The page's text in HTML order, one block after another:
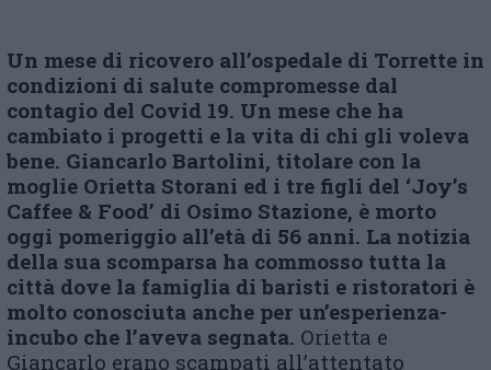
Un mese di ricovero all’ospedale di Torrette in
condizioni di salute compromesse dal
contagio del Covid 19. Un mese che ha
cambiato i progetti e la vita di chi gli voleva
bene. Giancarlo Bartolini, titolare con la
moglie Orietta Storani ed i tre figli del ‘Joy’s
Caffee & Food’ di Osimo Stazione, è morto
oggi pomeriggio all’età di 56 anni. La notizia
della sua scomparsa ha commosso tutta la
città dove la famiglia dibaristi e ristoratori è
molto conosciuta anche per un’esperienza-
incubo che l’aveva segnata. Orietta e
Giancarlo erano scampati all’attentato